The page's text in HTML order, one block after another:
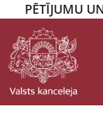
PĒTĪJUMU